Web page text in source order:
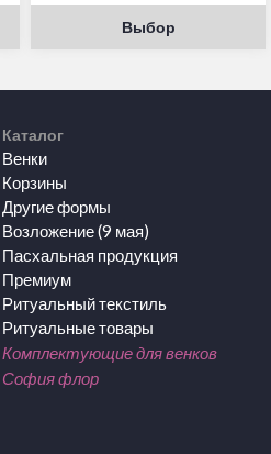
Выбор
Каталог
Венки
Корзины
Другие формы
Возложение (9 мая)
Пасхальная продукция
Премиум
Ритуальный текстиль
Ритуальные товары
Комплектующие для венков
София флор